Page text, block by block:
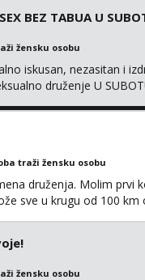
BEZ TABUA U
žensku osobu
iskusan, nezasitan i
druženje U
traži žensku osobu
druženja. Molim prvi
sve u krugu od 100 km
žensku osobu